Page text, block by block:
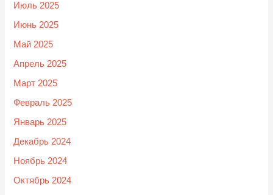
Июль 2025
Июнь 2025
Май 2025
Апрель 2025
Март 2025
Февраль 2025
Январь 2025
Декабрь 2024
Ноябрь 2024
Октябрь 2024